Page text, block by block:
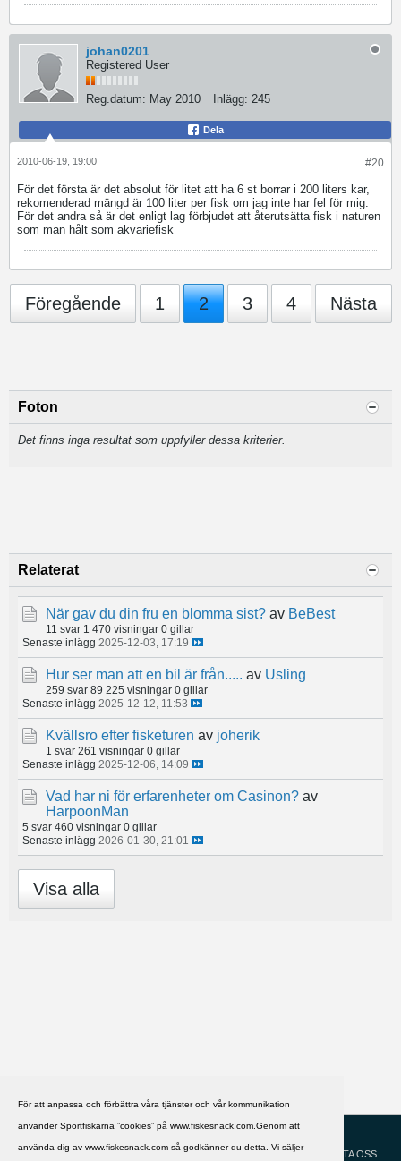
För att anpassa och förbättra våra tjänster och vår kommunikation
använder Sportfiskarna ”cookies” på www.fiskesnack.com.Genom att
använda dig av www.fiskesnack.com så godkänner du detta. Vi säljer
johan0201
Registered User
Reg.datum: May 2010 Inlägg: 245
Dela
#20
2010-06-19, 19:00
För det första är det absolut för litet att ha 6 st borrar i 200 liters kar,
rekomenderad mängd är 100 liter per fisk om jag inte har fel för mig.
För det andra så är det enligt lag förbjudet att återutsätta fisk i naturen
som man hålt som akvariefisk
Föregående 1 2 3 4 Nästa
Foton
Det finns inga resultat som uppfyller dessa kriterier.
Relaterat
När gav du din fru en blomma sist? av BeBest
11 svar 1 470 visningar 0 gillar
Senaste inlägg 2025-12-03, 17:19
Hur ser man att en bil är från..... av Usling
259 svar 89 225 visningar 0 gillar
Senaste inlägg 2025-12-12, 11:53
Kvällsro efter fisketuren av joherik
1 svar 261 visningar 0 gillar
Senaste inlägg 2025-12-06, 14:09
Vad har ni för erfarenheter om Casinon? av
HarpoonMan
5 svar 460 visningar 0 gillar
Senaste inlägg 2026-01-30, 21:01
Visa alla
HJÄLP
KONTAKTA OSS